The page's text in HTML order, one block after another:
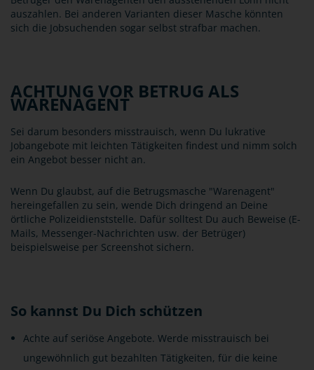
auszahlen. Bei anderen Varianten dieser Masche könnten
sich die Jobsuchenden sogar selbst strafbar machen.
ACHTUNG VOR BETRUG ALS
WARENAGENT
Sei darum besonders misstrauisch, wenn Du lukrative
Jobangebote mit leichten Tätigkeiten findest und nimm solch
ein Angebot besser nicht an.
Wenn Du glaubst, auf die Betrugsmasche "Warenagent"
hereingefallen zu sein, wende Dich dringend an Deine
örtliche Polizeidienststelle. Dafür solltest Du auch Beweise (E-
Mails, Messenger-Nachrichten usw. der Betrüger)
beispielsweise per Screenshot sichern.
So kannst Du Dich schützen
Achte auf seriöse Angebote. Werde misstrauisch bei
ungewöhnlich gut bezahlten Tätigkeiten, für die keine